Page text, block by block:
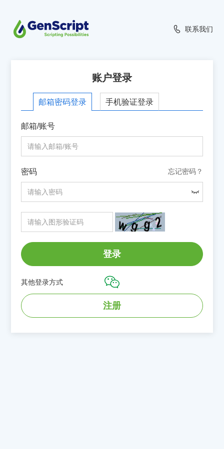
联系我们
账户登录
邮箱密码登录 手机验证登录
邮箱/账号
密码 忘记密码？
登录
其他登录方式
注册